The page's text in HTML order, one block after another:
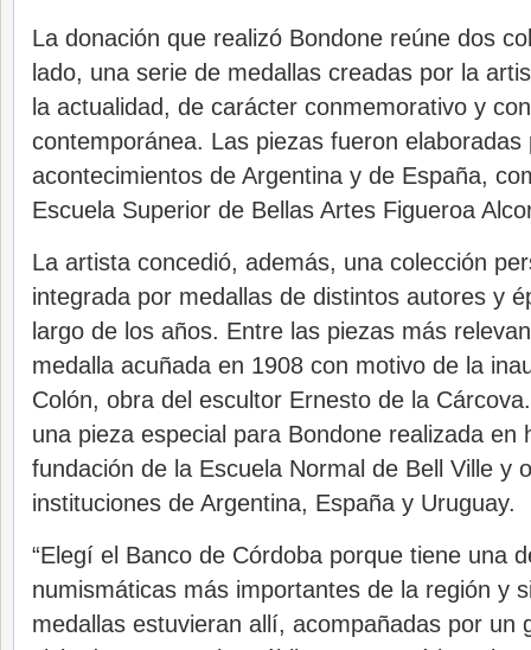
La donación que realizó Bondone reúne dos
lado, una serie de medallas creadas por la
la actualidad, de carácter conmemorativo y
contemporánea. Las piezas fueron elaboradas
acontecimientos de Argentina y de España,
Escuela Superior de Bellas Artes Figueroa
La artista concedió, además, una colección
integrada por medallas de distintos autores y
largo de los años. Entre las piezas más
medalla acuñada en 1908 con motivo de la
Colón, obra del escultor Ernesto de la
una pieza especial para Bondone realizada en
fundación de la Escuela Normal de Bell Ville y
instituciones de Argentina, España y Uruguay.
“Elegí el Banco de Córdoba porque tiene una
numismáticas más importantes de la región y
medallas estuvieran allí, acompañadas por un